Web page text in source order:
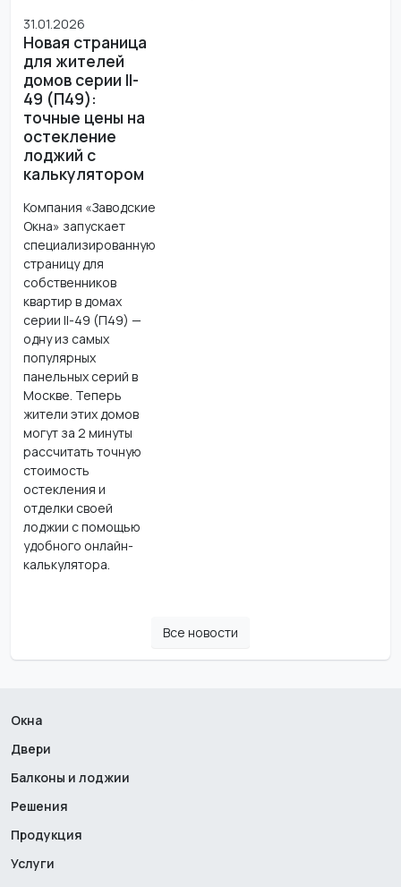
31.01.2026
Новая страница
для жителей
домов серии II-
49 (П49):
точные цены на
остекление
лоджий с
калькулятором
Компания «Заводские
Окна» запускает
специализированную
страницу для
собственников
квартир в домах
серии II-49 (П49) —
одну из самых
популярных
панельных серий в
Москве. Теперь
жители этих домов
могут за 2 минуты
рассчитать точную
стоимость
остекления и
отделки своей
лоджии с помощью
удобного онлайн-
калькулятора.
Все новости
Окна
Двери
Балконы и лоджии
Решения
Продукция
Услуги